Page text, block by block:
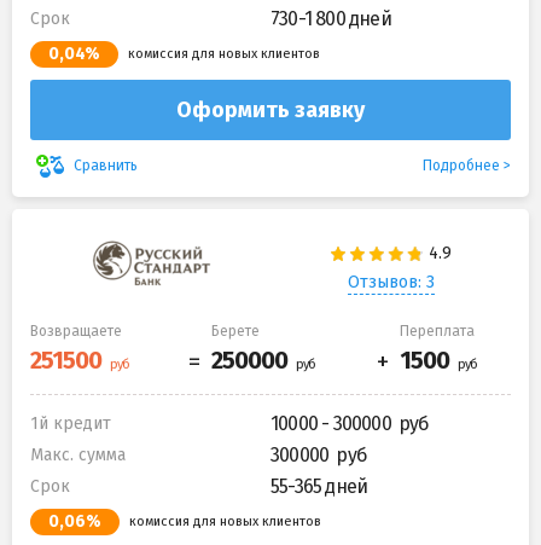
Срок 730-1 800 дней
0,04% комиссия для новых клиентов
Оформить заявку
Сравнить Подробнее
Отзывов: 3
Возвращаете Берете Переплата
1й кредит 10000 - 300000
Макс. сумма 300000
Срок 55-365 дней
0,06% комиссия для новых клиентов